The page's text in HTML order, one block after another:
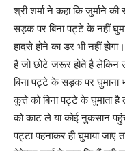
श्री शर्मा ने कहा कि जुर्माने
सड़क पर बिना पट्टे के नहीं
हादसे होने का डर भी नहीं
है जो छोटे जरूर होते है लेकिन
बिना पट्टे के सड़क पर घुमाना
कुत्ते को बिना पट्टे के घुमाता है
को काट ले या कोई नुकसान
पट्टा पहनाकर ही घुमाया